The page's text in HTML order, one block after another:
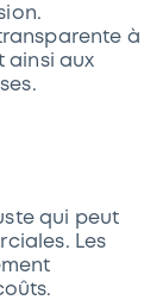
à
ainsi aux
qui peut
Les